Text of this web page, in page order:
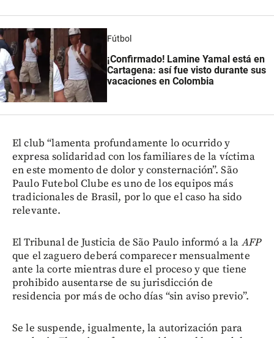
Fútbol
¡Confirmado! Lamine Yamal está en
Cartagena: así fue visto durante sus
vacaciones en Colombia
El club “lamenta profundamente lo ocurrido y
expresa solidaridad con los familiares de la víctima
en este momento de dolor y consternación”. São
Paulo Futebol Clube es uno de los equipos más
tradicionales de Brasil, por lo que el caso ha sido
relevante.
El Tribunal de Justicia de São Paulo informó a la AFP
que el zaguero deberá comparecer mensualmente
ante la corte mientras dure el proceso y que tiene
prohibido ausentarse de su jurisdicción de
residencia por más de ocho días “sin aviso previo”.
Se le suspende, igualmente, la autorización para